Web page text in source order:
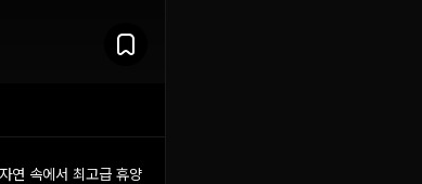
연 속에서 최고급 휴양